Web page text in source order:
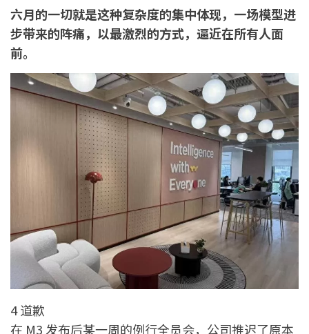
六月的一切就是这种复杂度的集中体现，一场模型进
步带来的阵痛，以最激烈的方式，逼近在所有人面
前。
4 道歉
在 M3 发布后某一周的例行全员会，公司推迟了原本